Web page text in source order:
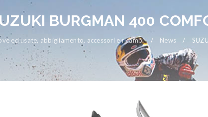
BURGMAN 400
ed usate, abbigliamento, accessori e ricambi / News /